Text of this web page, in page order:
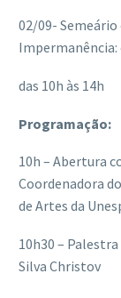
02/09-
Impermanência:
das 10h às 14h
Programação:
10h – Abertura
Coordenadora
de Artes da
10h30 –
Silva Christov